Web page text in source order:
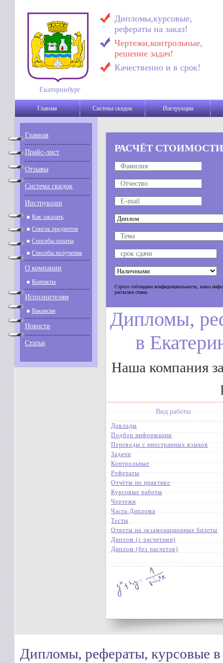
Екатеринбург
Дипломы,курсовые,
рефераты на заказ!
Чертежи,контрольные,
решение задач!
Качественно и в срок!
Главная Система скидок Инструкции
Главная
Прайс-лист
Отзывы
Система скидок
Инструкции
Как заказать
Список предметов
Способы оплаты
Способы получения
О компании
Контакты
Исполнителям
Вакансии
Новости
Статьи
РАСЧЁТ СТОИМОСТИ
Строго соблюдаем конфиденциальность, ваша
рассылки спама.
Дипломы,
в
Наша компания
Вид работы
Доклады
Подбор информации
Переводы с иностранных языков
Задачи
Контрольные
Рефераты
Отчёты по практике
Курсовые работы
Чертежи
Часть Диплома
Тесты
Ответы на экзаменационные билеты
Диплом (с расчетами)
Диплом (без расчетов)
Дипломы, рефераты, курсовые в